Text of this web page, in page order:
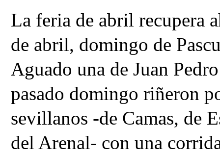
La feria de abril recupera
de abril, domingo de
Aguado una de Juan
pasado domingo riñeron
sevillanos -de Camas, de
del Arenal- con una